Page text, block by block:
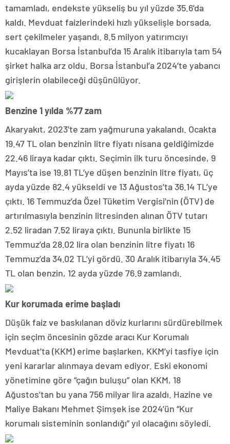
tamamladı, endekste yükseliş bu yıl yüzde 35.6’da
kaldı. Mevduat faizlerindeki hızlı yükselişle borsada,
sert çekilmeler yaşandı. 8.5 milyon yatırımcıyı
kucaklayan Borsa İstanbul’da 15 Aralık itibarıyla tam 54
şirket halka arz oldu. Borsa İstanbul’a 2024’te yabancı
girişlerin olabileceği düşünülüyor.
Benzine 1 yılda %77 zam
Akaryakıt, 2023’te zam yağmuruna yakalandı. Ocakta
19.47 TL olan benzinin litre fiyatı nisana geldiğimizde
22.46 liraya kadar çıktı. Seçimin ilk turu öncesinde, 9
Mayıs’ta ise 19.81 TL’ye düşen benzinin litre fiyatı, üç
ayda yüzde 82.4 yükseldi ve 13 Ağustos’ta 36.14 TL’ye
çıktı. 16 Temmuz’da Özel Tüketim Vergisi’nin (ÖTV) de
artırılmasıyla benzinin litresinden alınan ÖTV tutarı
2.52 liradan 7.52 liraya çıktı. Bununla birlikte 15
Temmuz’da 28.02 lira olan benzinin litre fiyatı 16
Temmuz’da 34.02 TL’yi gördü. 30 Aralık itibarıyla 34.45
TL olan benzin, 12 ayda yüzde 76.9 zamlandı.
Kur korumada erime başladı
Düşük faiz ve baskılanan döviz kurlarını sürdürebilmek
için seçim öncesinin gözde aracı Kur Korumalı
Mevduat’ta (KKM) erime başlarken, KKM’yi tasfiye için
yeni kararlar alınmaya devam ediyor. Eski ekonomi
yönetimine göre “çağın buluşu” olan KKM, 18
Ağustos’tan bu yana 756 milyar lira azaldı. Hazine ve
Maliye Bakanı Mehmet Şimşek ise 2024’ün “Kur
korumalı sisteminin sonlandığı” yıl olacağını söyledi.